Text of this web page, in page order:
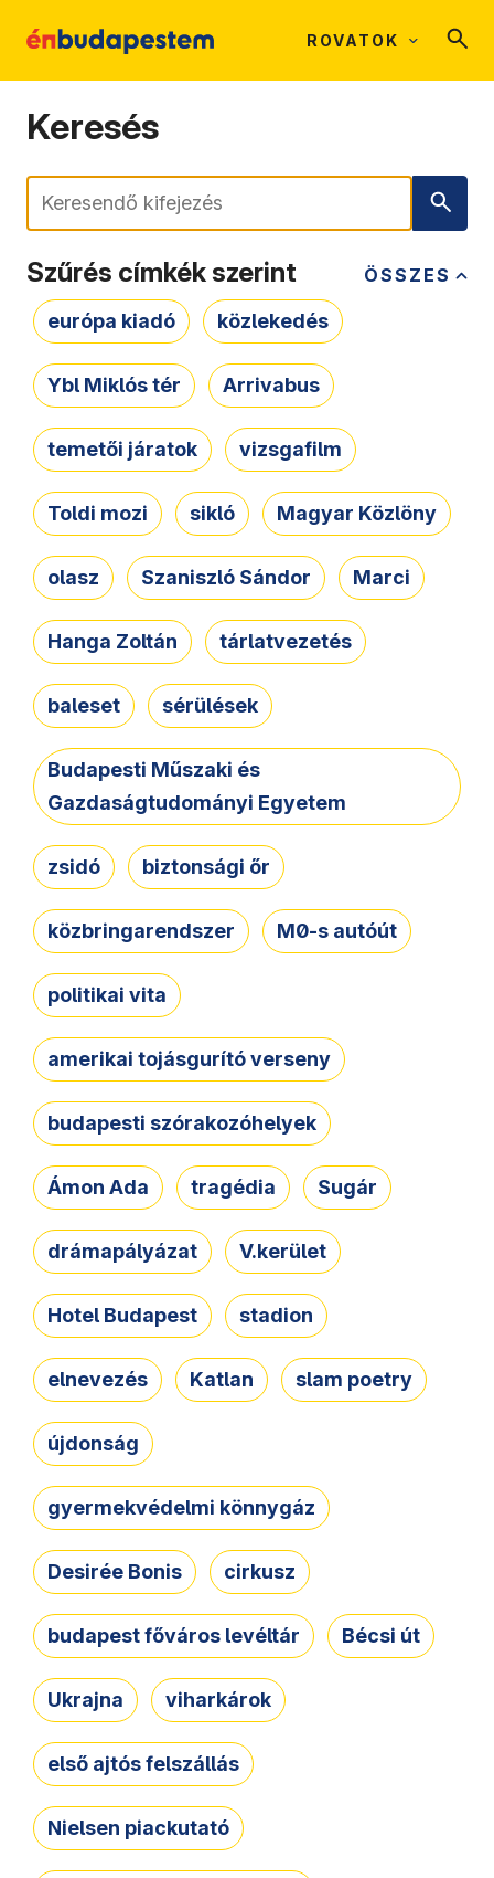
ROVATOK
Keresés
Keresés
ÖSSZES
Szűrés címkék szerint
európa kiadó közlekedés
Ybl Miklós tér Arrivabus
temetői járatok vizsgafilm
Toldi mozi sikló Magyar Közlöny
olasz Szaniszló Sándor Marci
Hanga Zoltán tárlatvezetés
baleset sérülések
Budapesti Műszaki és
Gazdaságtudományi Egyetem
zsidó biztonsági őr
közbringarendszer M0-s autóút
politikai vita
amerikai tojásgurító verseny
budapesti szórakozóhelyek
Ámon Ada tragédia Sugár
drámapályázat V.kerület
Hotel Budapest stadion
elnevezés Katlan slam poetry
újdonság
gyermekvédelmi könnygáz
Desirée Bonis cirkusz
budapest főváros levéltár Bécsi út
Ukrajna viharkárok
első ajtós felszállás
Nielsen piackutató